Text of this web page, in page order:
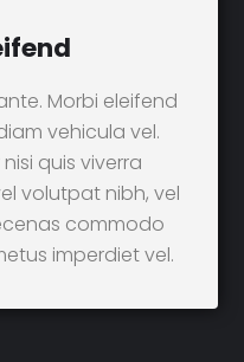
Morbi eleifend
vehicula vel.
quis viverra
volutpat nibh, vel
commodo
imperdiet vel.